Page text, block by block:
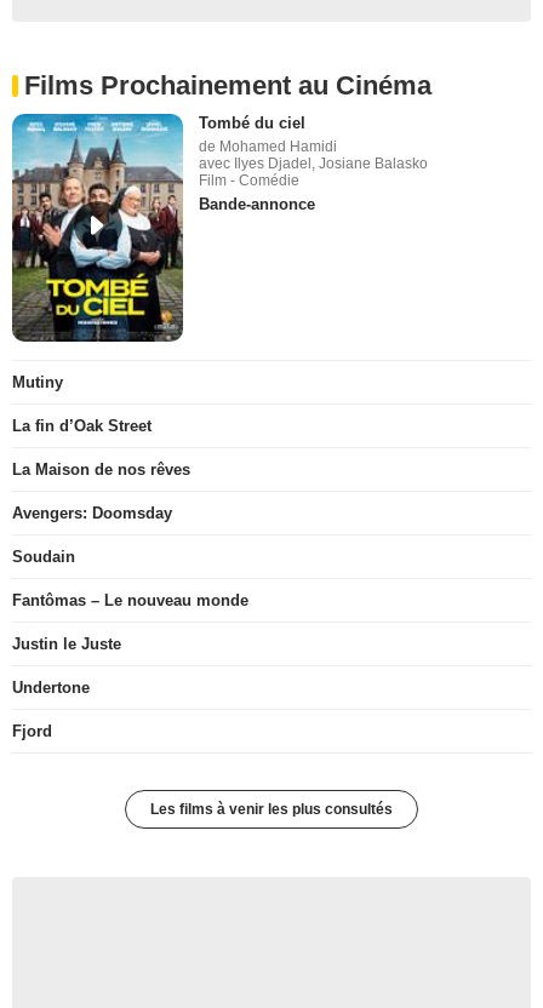
Films Prochainement au Cinéma
Tombé du ciel
de Mohamed Hamidi
avec Ilyes Djadel, Josiane Balasko
Film - Comédie
Bande-annonce
Mutiny
La fin d’Oak Street
La Maison de nos rêves
Avengers: Doomsday
Soudain
Fantômas – Le nouveau monde
Justin le Juste
Undertone
Fjord
Les films à venir les plus consultés